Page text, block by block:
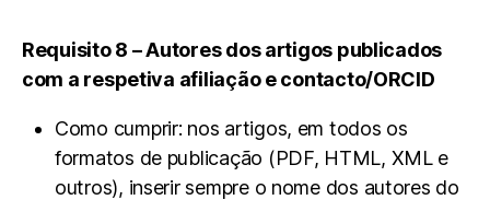
Requisito 8 – Autores dos artigos publicados
com a respetiva afiliação e contacto/ORCID
Como cumprir: nos artigos, em todos os
formatos de publicação (PDF, HTML, XML e
outros), inserir sempre o nome dos autores do